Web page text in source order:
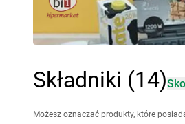
Składniki (14)
Możesz oznaczać produkty, które